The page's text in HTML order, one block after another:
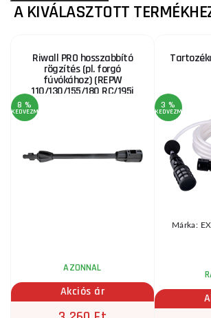
A KIVÁLASZTOTT
Riwall PRO hosszabbító
rögzítés (pl. forgó
fúvókához) (REPW
110/130/155/180 RC/195i
8 %
KEDVEZMÉNY
AZONNAL
Akciós ár
3 %
KEDVEZMÉNY
Márka: